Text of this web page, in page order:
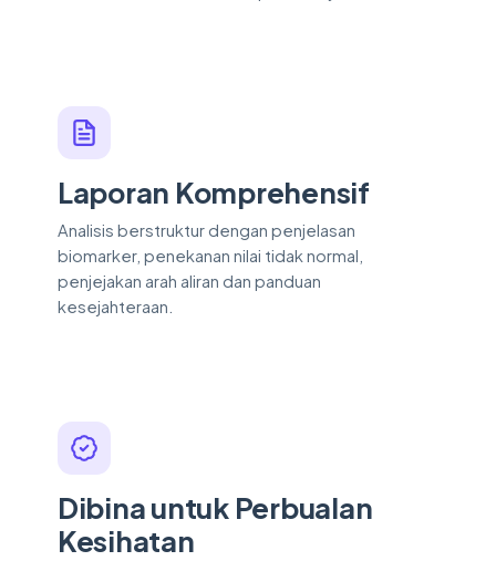
Laporan Komprehensif
Analisis berstruktur dengan penjelasan
biomarker, penekanan nilai tidak normal,
penjejakan arah aliran dan panduan
kesejahteraan.
Dibina untuk Perbualan
Kesihatan